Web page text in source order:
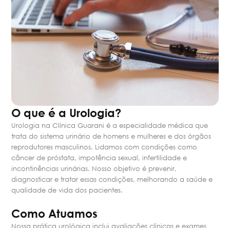
O que é a Urologia?
Urologia na Clínica Guarani é a especialidade médica que
trata do sistema urinário de homens e mulheres e dos órgãos
reprodutores masculinos. Lidamos com condições como
câncer de próstata, impotência sexual, infertilidade e
incontinências urinárias. Nosso objetivo é prevenir,
diagnosticar e tratar essas condições, melhorando a saúde e
qualidade de vida dos pacientes.
Como Atuamos
Nossa prática urológica inclui avaliações clínicas e exames